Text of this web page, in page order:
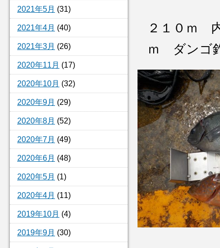
2021年5月 (31)
2021年4月 (40)
2021年3月 (26)
2020年11月 (17)
2020年10月 (32)
2020年9月 (29)
2020年8月 (52)
2020年7月 (49)
2020年6月 (48)
2020年5月 (1)
2020年4月 (11)
2019年10月 (4)
2019年9月 (30)
２１０ｍ
ｍ ダンゴ